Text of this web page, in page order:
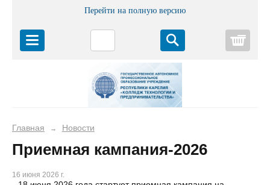
Перейти на полную версию
Главная → Новости
Приемная кампания-2026
16 июня 2026 г.